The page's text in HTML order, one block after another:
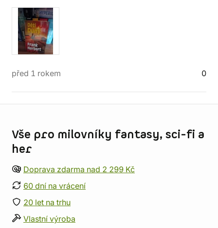
před 1 rokem 0
Vše pro milovníky fantasy, sci-fi a
her
Doprava zdarma nad 2 299 Kč
60 dní na vrácení
20 let na trhu
Vlastní výroba